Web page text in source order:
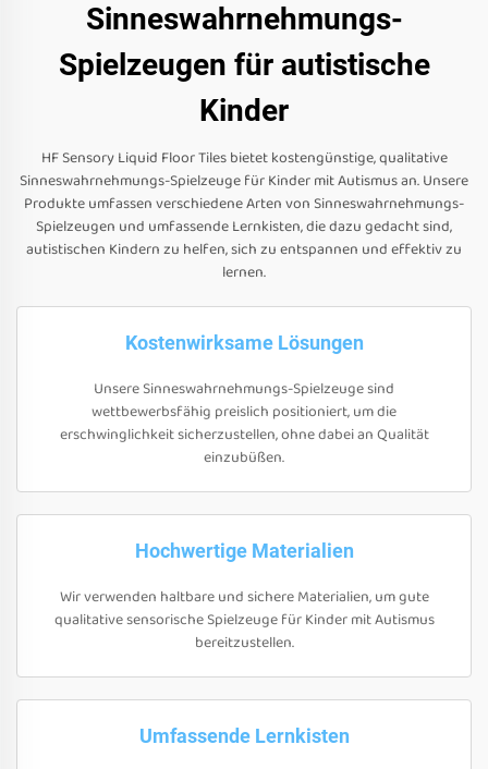
Sinneswahrnehmungs-
Spielzeugen für autistische
Kinder
HF Sensory Liquid Floor Tiles bietet kostengünstige, qualitative
Sinneswahrnehmungs-Spielzeuge für Kinder mit Autismus an. Unsere
Produkte umfassen verschiedene Arten von Sinneswahrnehmungs-
Spielzeugen und umfassende Lernkisten, die dazu gedacht sind,
autistischen Kindern zu helfen, sich zu entspannen und effektiv zu
lernen.
Kostenwirksame Lösungen
Unsere Sinneswahrnehmungs-Spielzeuge sind
wettbewerbsfähig preislich positioniert, um die
erschwinglichkeit sicherzustellen, ohne dabei an Qualität
einzubüßen.
Hochwertige Materialien
Wir verwenden haltbare und sichere Materialien, um gute
qualitative sensorische Spielzeuge für Kinder mit Autismus
bereitzustellen.
Umfassende Lernkisten